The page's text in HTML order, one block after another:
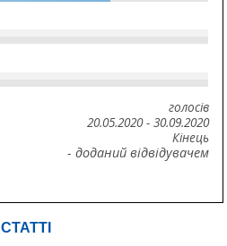
голосів
20.05.2020- 30.09.2020
Кінець
- доданий відвідувачем
СТАТТІ